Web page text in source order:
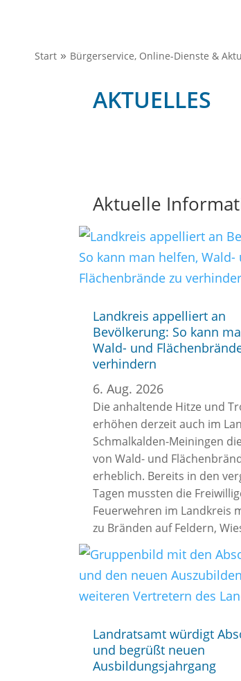
Start » Bürgerservice, Online-Dienste &
AKTUELLES
Aktuelle
Landkreis appelliert an
Bevölkerung: So kann
Wald- und
verhindern
6. Aug. 2026
Die anhaltende Hitze und
erhöhen derzeit auch im
Schmalkalden-Meiningen
von Wald- und
erheblich. Bereits in den
Tagen mussten die
Feuerwehren im Landkreis
zu Bränden auf Feldern,
Landratsamt würdigt
und begrüßt neuen
Ausbildungsjahrgang